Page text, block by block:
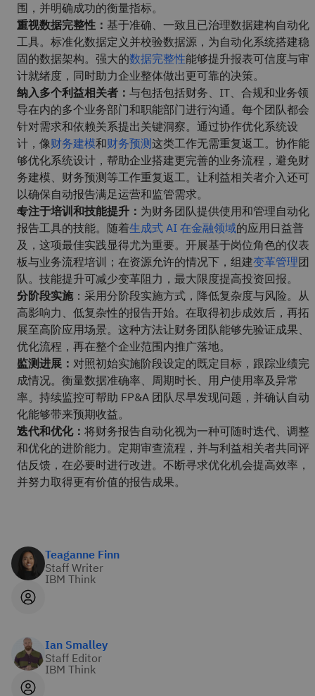
围，并明确成功的衡量指标。
重视数据完整性： 基于准确、一致且已治理数据建构自动化
工具。标准化数据定义并校验数据源，为自动化系统搭建稳
固的数据架构。强大的数据完整性能够提升报表可信度与审
计就绪度，同时助力企业整体做出更可靠的决策。
纳入多个利益相关者： 与包括包括财务、IT、合规和业务领
导在内的多个业务部门和职能部门进行沟通。每个团队都会
针对需求和依赖关系提出关键洞察。通过协作优化系统设
计，像财务建模和财务预测这类工作无需重复返工。协作能
够优化系统设计，帮助企业搭建更完善的业务流程，避免财
务建模、财务预测等工作重复返工。让利益相关者介入还可
以确保自动报告满足运营和监管需求。
专注于培训和技能提升： 为财务团队提供使用和管理自动化
报告工具的技能。随着生成式 AI 在金融领域的应用日益普
及，这项最佳实践显得尤为重要。开展基于岗位角色的仪表
板与业务流程培训；在资源允许的情况下，组建变革管理团
队。技能提升可减少变革阻力，最大限度提高投资回报。
分阶段实施：采用分阶段实施方式，降低复杂度与风险。从
高影响力、低复杂性的报告开始。在取得初步成效后，再拓
展至高阶应用场景。这种方法让财务团队能够先验证成果、
优化流程，再在整个企业范围内推广落地。
监测进展： 对照初始实施阶段设定的既定目标，跟踪业绩完
成情况。衡量数据准确率、周期时长、用户使用率及异常
率。持续监控可帮助 FP&A 团队尽早发现问题，并确认自动
化能够带来预期收益。
迭代和优化： 将财务报告自动化视为一种可随时迭代、调整
和优化的进阶能力。定期审查流程，并与利益相关者共同评
估反馈，在必要时进行改进。不断寻求优化机会提高效率，
并努力取得更有价值的报告成果。
Teaganne Finn
Staff Writer
IBM Think
Ian Smalley
Staff Editor
IBM Think